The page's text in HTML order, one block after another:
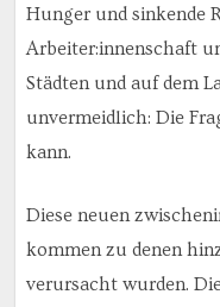
Hunger und sinkende
Arbeiter:innenschaft
Städten und auf dem
unvermeidlich: Die
kann.
Diese neuen
kommen zu denen
verursacht wurden.